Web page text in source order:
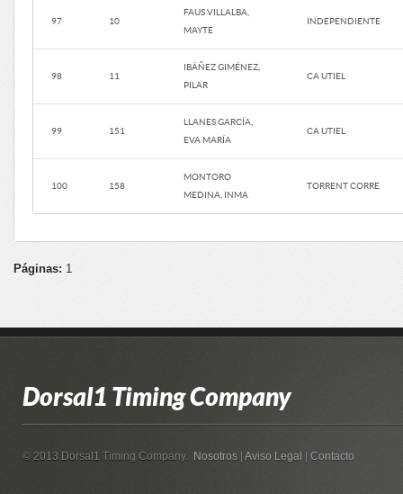
97 10
FAUS VILLALBA,
MAYTE
INDEPENDIENTE
98 11
IBÁÑEZ GIMÉNEZ,
PILAR
CA UTIEL
99 151
LLANES GARCÍA,
EVA MARÍA
CA UTIEL
100 158
MONTORO
MEDINA, INMA
TORRENT CORRE
Páginas: 1
Dorsal1 Timing Company
© 2013 Dorsal1 Timing Company. Nosotros Aviso Legal Contacto